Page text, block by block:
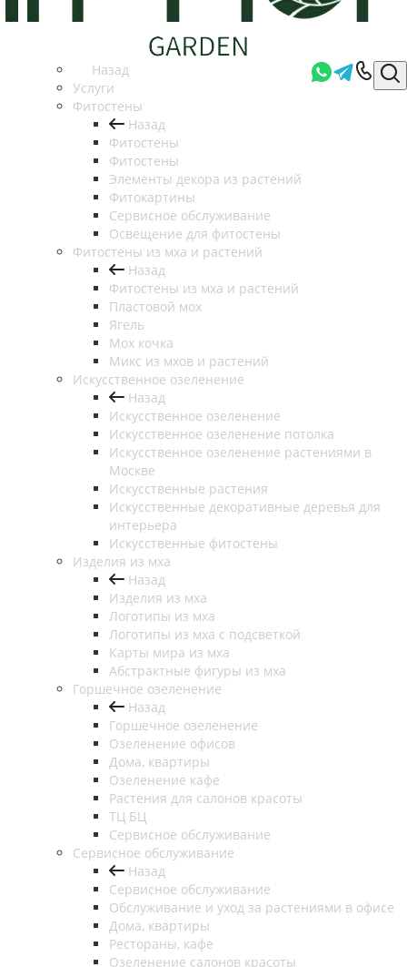
Назад
Услуги
Фитостены
Назад
Фитостены
Фитостены
Элементы декора из растений
Фитокартины
Сервисное обслуживание
Освещение для фитостены
Фитостены из мха и растений
Назад
Фитостены из мха и растений
Пластовой мох
Ягель
Мох кочка
Микс из мхов и растений
Искусственное озеленение
Назад
Искусственное озеленение
Искусственное озеленение потолка
Искусственное озеленение растениями в
Москве
Искусственные растения
Искусственные декоративные деревья для
интерьера
Искусственные фитостены
Изделия из мха
Назад
Изделия из мха
Логотипы из мха
Логотипы из мха с подсветкой
Карты мира из мха
Абстрактные фигуры из мха
Горшечное озеленение
Назад
Горшечное озеленение
Озеленение офисов
Дома, квартиры
Озеленение кафе
Растения для салонов красоты
ТЦ БЦ
Сервисное обслуживание
Сервисное обслуживание
Назад
Сервисное обслуживание
Обслуживание и уход за растениями в офисе
Дома, квартиры
Рестораны, кафе
Озеленение салонов красоты